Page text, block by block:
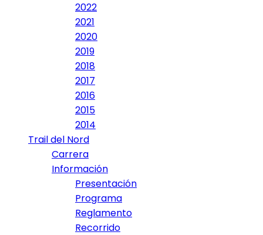
2022
2021
2020
2019
2018
2017
2016
2015
2014
Trail del Nord
Carrera
Información
Presentación
Programa
Reglamento
Recorrido